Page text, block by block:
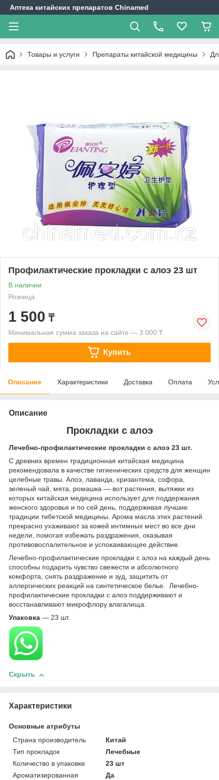
Аптека китайских препаратов Chinamed
Товары и услуги Препараты китайской медицины
Профилактические прокладки с алоэ 23 шт
В наличии
Розница
1 500 ₸
Минимальная сумма заказа на сайте — 3 000 ₸
Купить
Описание Характеристики Доставка Оплата
Описание
Прокладки с алоэ
Лечебно-профилактические прокладки с алоэ 23 шт.
С древних времен традиционная китайская медицина
рекомендовала в качестве гигиенических средств для женщин
целебные травы. Алоэ, лаванда, хризантема, софора,
зеленый чай, мята, ромашка ― вот растения, вытяжки из
которых китайская медицина использует для поддержания
женского здоровья и по сей день, поддерживая лучшие
традиции тибетской медицины. Арома масла этих растений
прекрасно ухаживают за кожей интимных мест во все дни
недели, помогая избежать раздражения, оказывая
противовоспалительное и успокаивающее действие.
Лечебно-профилактические прокладки с алоэ на каждый день
способны подарить чувство свежести и абсолютного
комфорта, снять раздражение и зуд, защитить от
аллергических реакций на синтетическое белье. Лечебно-
профилактические прокладки с алоэ поддерживают и
восстанавливают микрофлору влагалища.
Упаковка ― 23 шт.
Скрыть
Характеристики
Основные атрибуты
Страна производитель
Китай
Тип прокладок
Лечебные
Количество в упаковке
23 шт
Ароматизированная
Да